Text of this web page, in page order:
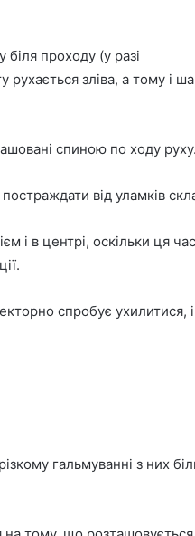
проходу (у разі
рухається зліва, а тому і
спиною по ходу руху.
від уламків
і в центрі, оскільки ця
спробує ухилитися,
гальмуванні з них